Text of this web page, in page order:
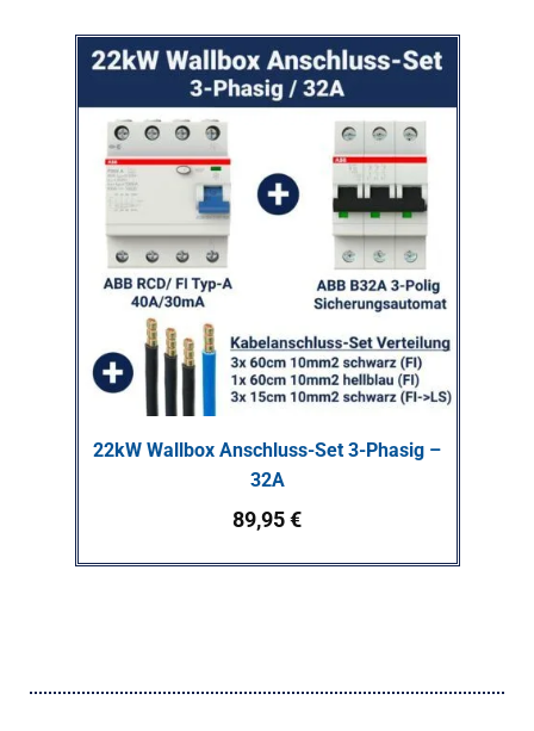
22kW Wallbox Anschluss-Set 3-Phasig –
32A
89,95€